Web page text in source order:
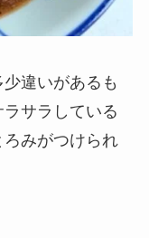
違いがあるも
サラしている
ろみがつけられ